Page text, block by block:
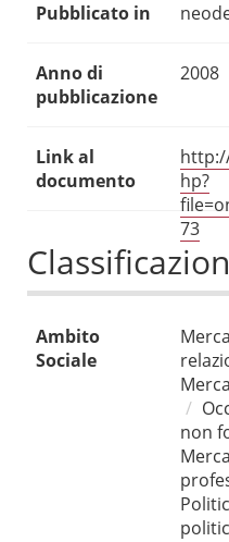
Pubblicato in
Anno di
pubblicazione
2008
Link al
documento
hp?
73
Ambito
Sociale
non